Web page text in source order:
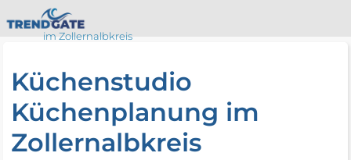
im Zollernalbkreis
Küchenstudio
Küchenplanung im
Zollernalbkreis